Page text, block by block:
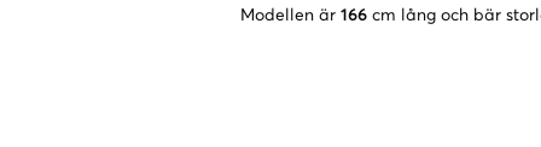
Modellen är 166 cm lång och bär